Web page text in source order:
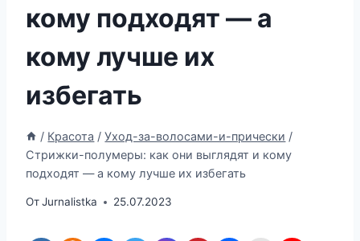
кому подходят — а
кому лучше их
избегать
/ Красота / Уход-за-волосами-и-прически /
Стрижки-полумеры: как они выглядят и кому
подходят — а кому лучше их избегать
ОтJurnalistka 25.07.2023